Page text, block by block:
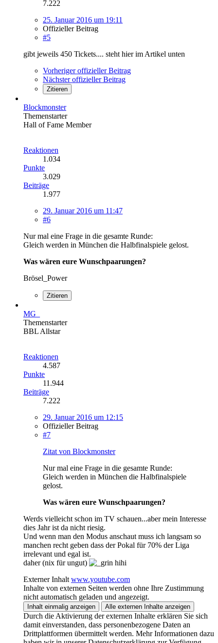
7.222
25. Januar 2016 um 19:11
Offizieller Beitrag
#5
gibt jeweils 450 Tickets.... steht hier im Artikel unten
Vorheriger offizieller Beitrag
Nächster offizieller Beitrag
Zitieren
Blockmonster
Themenstarter
Hall of Fame Member
Reaktionen
1.034
Punkte
3.029
Beiträge
1.977
29. Januar 2016 um 11:47
#6
Nur mal eine Frage in die gesamte Runde:
Gleich werden in München die Halbfinalspiele gelost.
Was wären eure Wunschpaarungen?
Brösel_Power
Zitieren
MG_
Themenstarter
BBL Allstar
Reaktionen
4.587
Punkte
11.944
Beiträge
7.222
29. Januar 2016 um 12:15
Offizieller Beitrag
#7
Zitat von Blockmonster
Nur mal eine Frage in die gesamte Runde:
Gleich werden in München die Halbfinalspiele
gelost.
Was wären eure Wunschpaarungen?
Werds vielleicht schon im TV schauen...aber mein Interesse
dies Jahr ist da nicht riesig.
Und wenn man den Modus anschaut muss ich langsam so
manchen recht geben dass der Pokal für 70% der Liga
irrelevant und egal ist.
daher (nix für ungut)
hihi
Externer Inhalt www.youtube.com
Inhalte von externen Seiten werden ohne Ihre Zustimmung
nicht automatisch geladen und angezeigt.
Inhalt einmalig anzeigen Alle externen Inhalte anzeigen
Durch die Aktivierung der externen Inhalte erklären Sie sich
damit einverstanden, dass personenbezogene Daten an
Drittplattformen übermittelt werden. Mehr Informationen dazu